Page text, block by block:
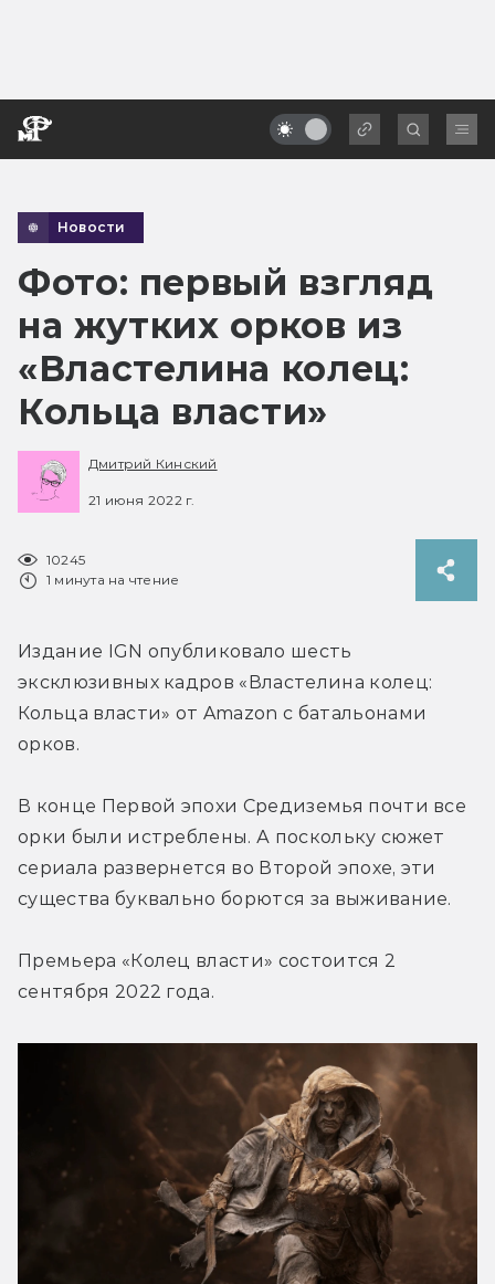
Новости
Фото: первый взгляд
на жутких орков из
«Властелина колец:
Кольца власти»
Дмитрий Кинский
21 июня 2022 г.
10245
1 минута на чтение
Издание IGN опубликовало шесть
эксклюзивных кадров «Властелина колец:
Кольца власти» от Amazon с батальонами
орков.
В конце Первой эпохи Средиземья почти все
орки были истреблены. А поскольку сюжет
сериала развернется во Второй эпохе, эти
существа буквально борются за выживание.
Премьера «Колец власти» состоится 2
сентября 2022 года.